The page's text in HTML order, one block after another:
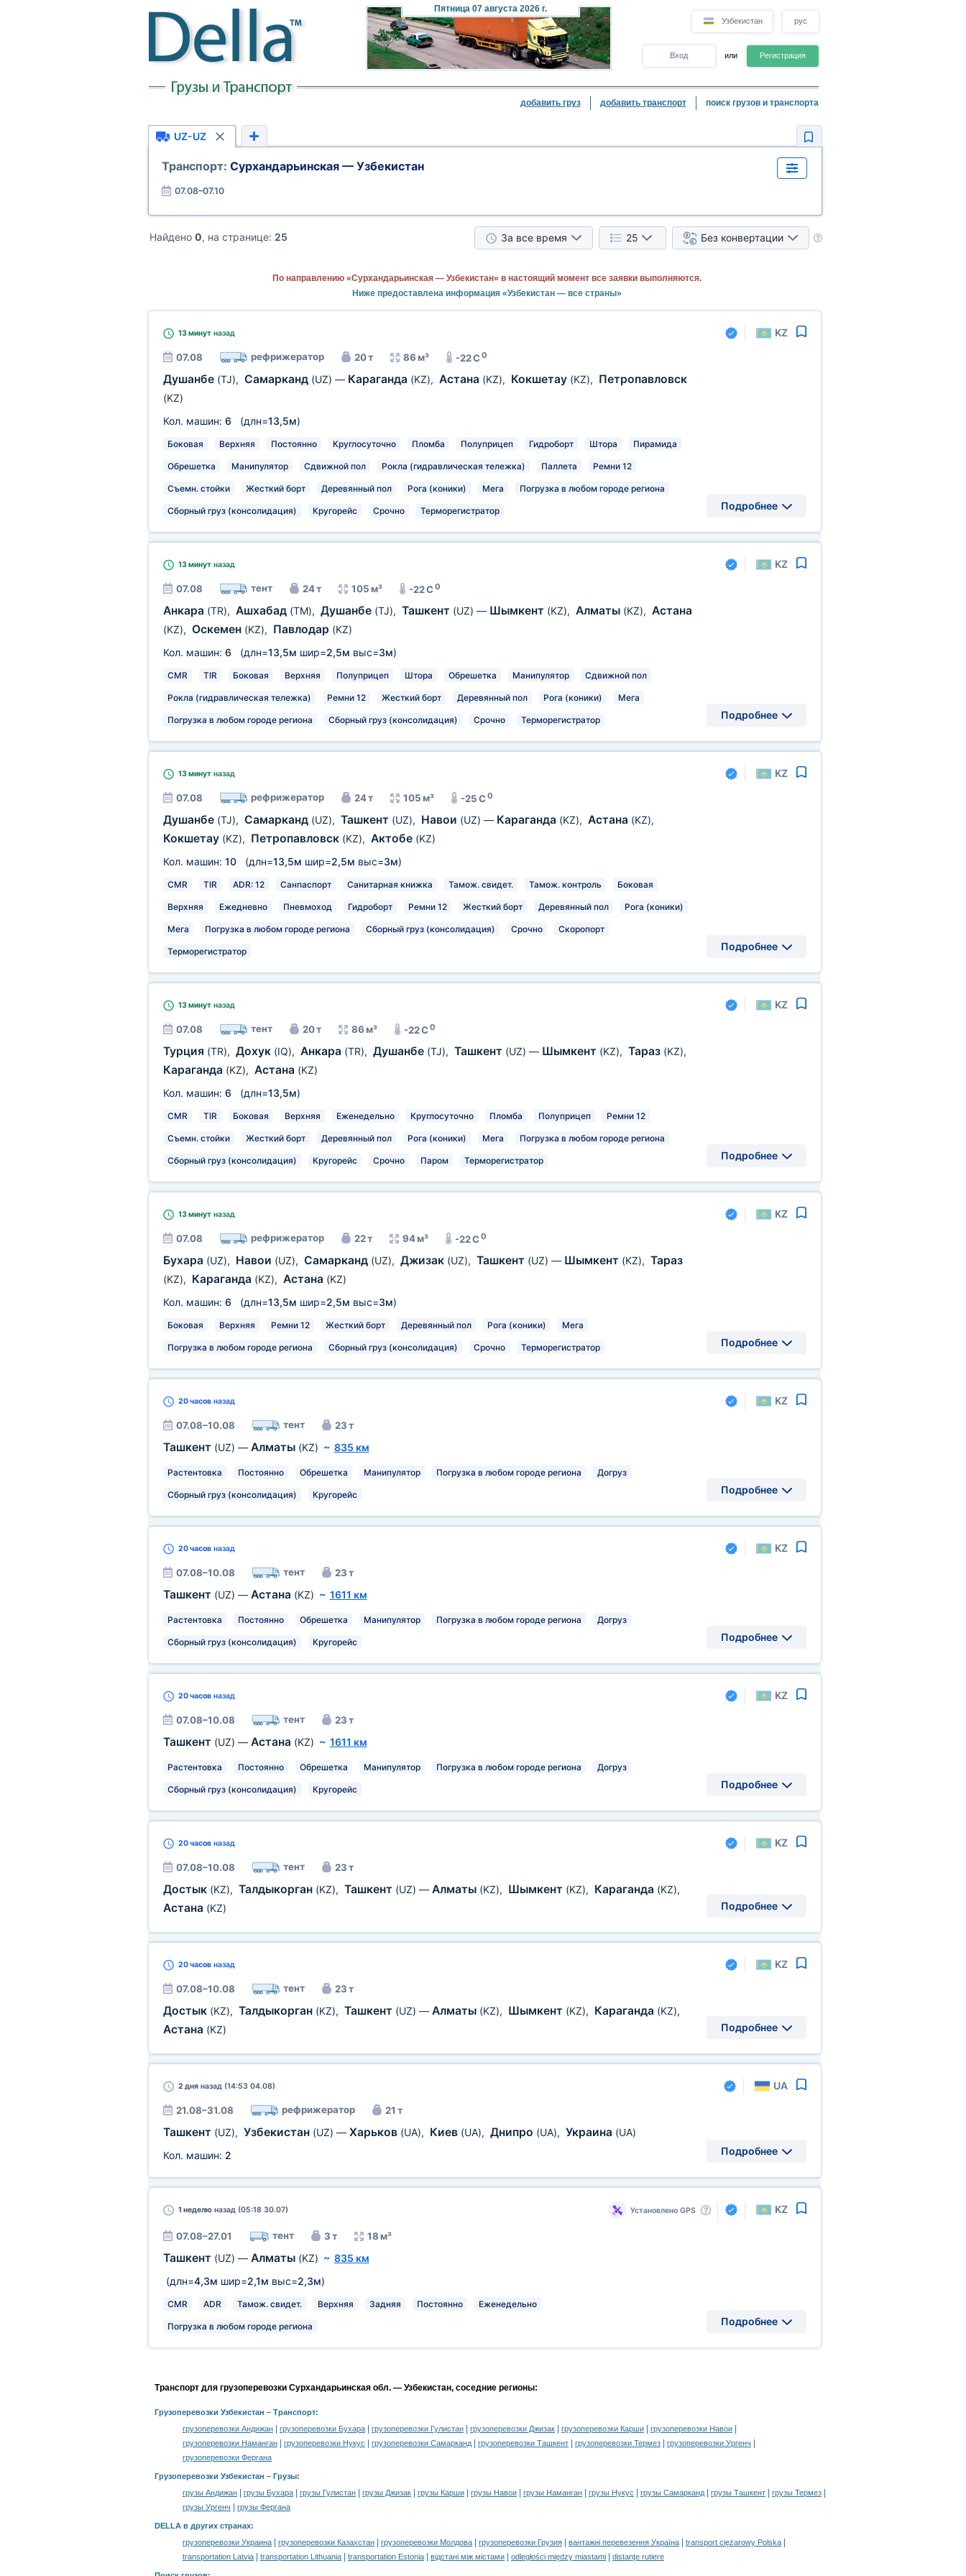
Пятница07 августа 2026 г.
Узбекистан рус
Вход или Регистрация
добавить груз добавить транспорт поиск грузов и транспорта
UZ-UZ
Транспорт: Сурхандарьинская — Узбекистан
07.08–07.10
Найдено 0, на странице: 25 За все время 25 Без конвертации
По направлению «Сурхандарьинская — Узбекистан» в настоящий момент все заявки выполняются.
Ниже предоставлена информация «Узбекистан — все страны»
13 минутназад KZ
07.08 рефрижератор 20 т 86 м³ -22 C0
Душанбе (TJ), Самарканд (UZ) — Караганда (KZ), Астана (KZ), Кокшетау (KZ), Петропавловск
(KZ)
Кол. машин: 6 (длн=13,5м)
Боковая Верхняя Постоянно Круглосуточно Пломба Полуприцеп Гидроборт Штора Пирамида
Обрешетка Манипулятор Сдвижной пол Рокла (гидравлическая тележка) Паллета Ремни 12
Съемн. стойки Жесткий борт Деревянный пол Рога (коники) Мега Погрузка в любом городе региона
Сборный груз (консолидация) Кругорейс Срочно Терморегистратор Подробнее
13 минутназад KZ
07.08 тент 24 т 105 м³ -22 C0
Анкара (TR), Ашхабад (TM), Душанбе (TJ), Ташкент (UZ) — Шымкент (KZ), Алматы (KZ), Астана
(KZ), Оскемен (KZ), Павлодар (KZ)
Кол. машин: 6 (длн=13,5м шир=2,5м выс=3м)
CMR TIR Боковая Верхняя Полуприцеп Штора Обрешетка Манипулятор Сдвижной пол
Рокла (гидравлическая тележка) Ремни 12 Жесткий борт Деревянный пол Рога (коники) Мега
Погрузка в любом городе региона Сборный груз (консолидация) Срочно Терморегистратор Подробнее
13 минутназад KZ
07.08 рефрижератор 24 т 105 м³ -25 C0
Душанбе (TJ), Самарканд (UZ), Ташкент (UZ), Навои (UZ) — Караганда (KZ), Астана (KZ),
Кокшетау (KZ), Петропавловск (KZ), Актобе (KZ)
Кол. машин: 10(длн=13,5м шир=2,5м выс=3м)
CMR TIR ADR: 12 Санпаспорт Санитарная книжка Тамож. свидет. Тамож. контроль Боковая
Верхняя Ежедневно Пневмоход Гидроборт Ремни 12 Жесткий борт Деревянный пол Рога (коники)
Мега Погрузка в любом городе региона Сборный груз (консолидация) Срочно Скоропорт
Терморегистратор Подробнее
13 минутназад KZ
07.08 тент 20 т 86 м³ -22 C0
Турция (TR), Дохук (IQ), Анкара (TR), Душанбе (TJ), Ташкент (UZ) — Шымкент (KZ), Тараз (KZ),
Караганда (KZ), Астана (KZ)
Кол. машин: 6 (длн=13,5м)
CMR TIR Боковая Верхняя Еженедельно Круглосуточно Пломба Полуприцеп Ремни 12
Съемн. стойки Жесткий борт Деревянный пол Рога (коники) Мега Погрузка в любом городе региона
Сборный груз (консолидация) Кругорейс Срочно Паром Терморегистратор Подробнее
13 минутназад KZ
07.08 рефрижератор 22 т 94 м³ -22 C0
Бухара (UZ), Навои (UZ), Самарканд (UZ), Джизак (UZ), Ташкент (UZ) — Шымкент (KZ), Тараз
(KZ), Караганда (KZ), Астана (KZ)
Кол. машин: 6 (длн=13,5м шир=2,5м выс=3м)
Боковая Верхняя Ремни 12 Жесткий борт Деревянный пол Рога (коники) Мега
Погрузка в любом городе региона Сборный груз (консолидация) Срочно Терморегистратор Подробнее
20 часовназад KZ
07.08–10.08 тент 23 т
Ташкент (UZ) — Алматы (KZ) ~ 835 км
Растентовка Постоянно Обрешетка Манипулятор Погрузка в любом городе региона Догруз
Сборный груз (консолидация) Кругорейс Подробнее
20 часовназад KZ
07.08–10.08 тент 23 т
Ташкент (UZ) — Астана (KZ) ~ 1611 км
Растентовка Постоянно Обрешетка Манипулятор Погрузка в любом городе региона Догруз
Сборный груз (консолидация) Кругорейс Подробнее
20 часовназад KZ
07.08–10.08 тент 23 т
Ташкент (UZ) — Астана (KZ) ~ 1611 км
Растентовка Постоянно Обрешетка Манипулятор Погрузка в любом городе региона Догруз
Сборный груз (консолидация) Кругорейс Подробнее
20 часовназад KZ
07.08–10.08 тент 23 т
Достык (KZ), Талдыкорган (KZ), Ташкент (UZ) — Алматы (KZ), Шымкент (KZ), Караганда (KZ),
Астана (KZ) Подробнее
20 часовназад KZ
07.08–10.08 тент 23 т
Достык (KZ), Талдыкорган (KZ), Ташкент (UZ) — Алматы (KZ), Шымкент (KZ), Караганда (KZ),
Астана (KZ) Подробнее
2 дняназад (14:53 04.08) UA
21.08–31.08 рефрижератор 21 т
Ташкент (UZ), Узбекистан (UZ) — Харьков (UA), Киев (UA), Днипро (UA), Украина (UA)
Кол. машин: 2 Подробнее
1 неделюназад (05:18 30.07) Установлено GPS KZ
07.08–27.01 тент 3 т 18 м³
Ташкент (UZ) — Алматы (KZ) ~ 835 км
(длн=4,3м шир=2,1м выс=2,3м)
CMR ADR Тамож. свидет. Верхняя Задняя Постоянно Еженедельно
Погрузка в любом городе региона Подробнее
Транспорт для грузоперевозки Сурхандарьинская обл. — Узбекистан, соседние регионы:
Грузоперевозки Узбекистан – Транспорт:
грузоперевозки Андижан
грузоперевозки Бухара грузоперевозки Гулистан грузоперевозки Джизак грузоперевозки Карши грузоперевозки Навои
грузоперевозки Наманган грузоперевозки Нукус грузоперевозки Самарканд| грузоперевозки Ташкент грузоперевозки Термез грузоперевозки Ургенч
грузоперевозки Фергана
Грузоперевозки Узбекистан – Грузы:
грузы Андижан
грузы Бухара грузы Гулистан грузы Джизак грузы Карши грузы Навои грузы Наманган грузы Нукус грузы Самарканд| грузы Ташкент грузы Термез
грузы Ургенч грузы Фергана
DELLA в других странах:
грузоперевозки Украина
грузоперевозки Казахстан грузоперевозки Молдова грузоперевозки Грузия вантажні перевезення Україна transport ciężarowy Polska
transportation Latvia transportation Lithuania transportation Estonia відстані між містами odległości między miastami distanţe rutiere